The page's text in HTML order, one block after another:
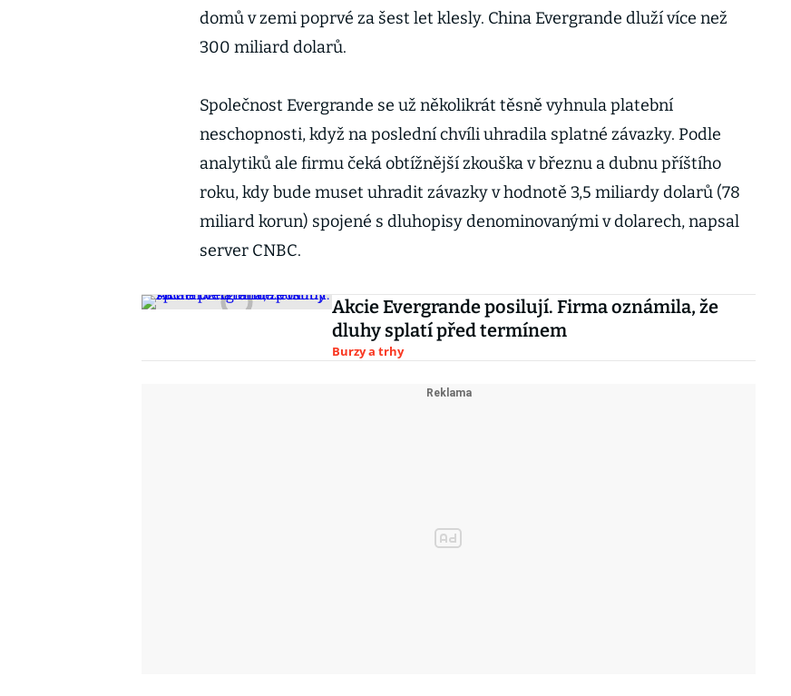
domů v zemi poprvé za šest let klesly. China Evergrande dluží více než
300 miliard dolarů.
Společnost Evergrande se už několikrát těsně vyhnula platební
neschopnosti, když na poslední chvíli uhradila splatné závazky. Podle
analytiků ale firmu čeká obtížnější zkouška v březnu a dubnu příštího
roku, kdy bude muset uhradit závazky v hodnotě 3,5 miliardy dolarů (78
miliard korun) spojené s dluhopisy denominovanými v dolarech, napsal
server CNBC.
Akcie Evergrande posilují. Firma oznámila, že
dluhy splatí před termínem
Burzy a trhy